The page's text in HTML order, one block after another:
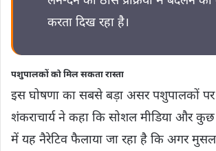
करता दिख रहा है।
पशुपालकों को मिल सकता रास्ता
इस घोषणा का सबसे बड़ा असर पशुपालकों
शंकराचार्य ने कहा कि सोशल मीडिया और कुछ
में यह नैरेटिव फैलाया जा रहा है कि अगर